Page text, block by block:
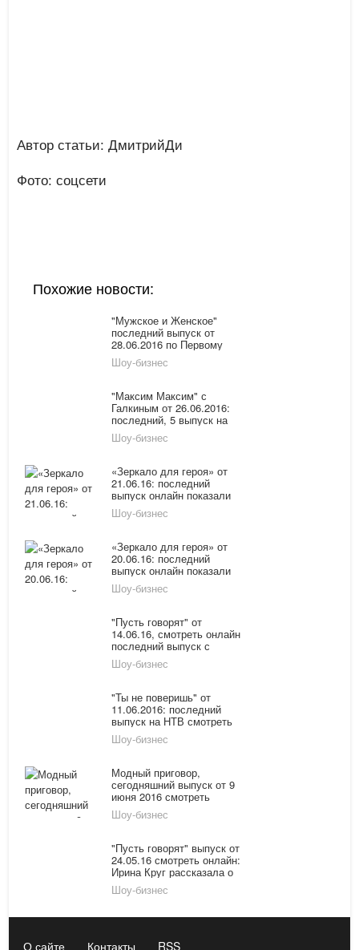
Автор статьи: ДмитрийДи
Фото: соцсети
Похожие новости:
"Мужское и Женское"
последний выпуск от
28.06.2016 по Первому
каналу смотреть онлайн:
старушка и коты
Шоу-бизнес
"Максим Максим" с
Галкиным от 26.06.2016:
последний, 5 выпуск на
Первом смотреть онлайн
Шоу-бизнес
«Зеркало для героя» от
21.06.16: последний
выпуск онлайн показали
по НТВ
Шоу-бизнес
«Зеркало для героя» от
20.06.16: последний
выпуск онлайн показали
по НТВ
Шоу-бизнес
"Пусть говорят" от
14.06.16, смотреть онлайн
последний выпуск с
Андреем Малаховым:
жизнь на два дома
Шоу-бизнес
"Ты не поверишь" от
11.06.2016: последний
выпуск на НТВ смотреть
онлайн
Шоу-бизнес
Модный приговор,
сегодняшний выпуск от 9
июня 2016 смотреть
онлайн видео за 9.06.2016
на Первом канале
Шоу-бизнес
"Пусть говорят" выпуск от
24.05.16 смотреть онлайн:
Ирина Круг рассказала о
своей жизни и
переживаниях
Шоу-бизнес
О сайте Контакты RSS